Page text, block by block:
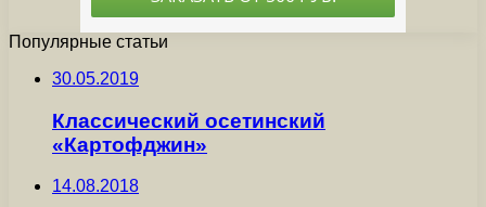
Популярные статьи
30.05.2019
Классический осетинский
«Картофджин»
14.08.2018